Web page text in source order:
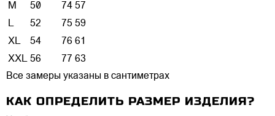
M 50 74 57
L
52 75 59
XL
54 76 61
XXL 56 77 63
Все замеры указаны в сантиметрах
КАК ОПРЕДЕЛИТЬ РАЗМЕР ИЗДЕЛИЯ?